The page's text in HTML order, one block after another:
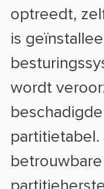
optreedt,
is
wordt
partitietabel.
betrouwbare